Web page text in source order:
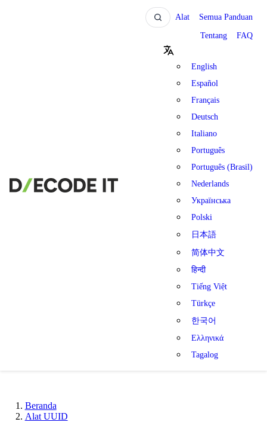
Alat Semua Panduan
Tentang FAQ
English
Español
Français
Deutsch
Italiano
Português
Português (Brasil)
Nederlands
Українська
Polski
日本語
简体中文
हिन्दी
Tiếng Việt
Türkçe
한국어
Ελληνικά
Tagalog
Beranda
Alat UUID